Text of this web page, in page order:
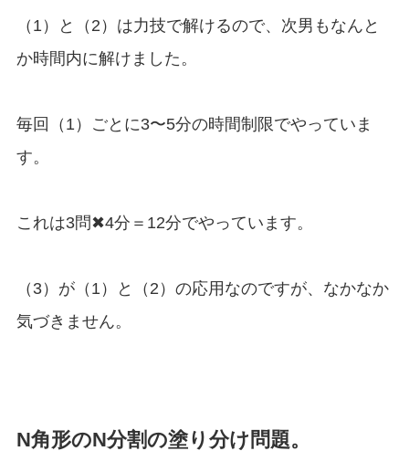
（1）と（2）は力技で解けるので、次男もなんと
か時間内に解けました。
毎回（1）ごとに3〜5分の時間制限でやっていま
す。
これは3問✖︎4分＝12分でやっています。
（3）が（1）と（2）の応用なのですが、なかなか
気づきません。
N角形のN分割の塗り分け問題。